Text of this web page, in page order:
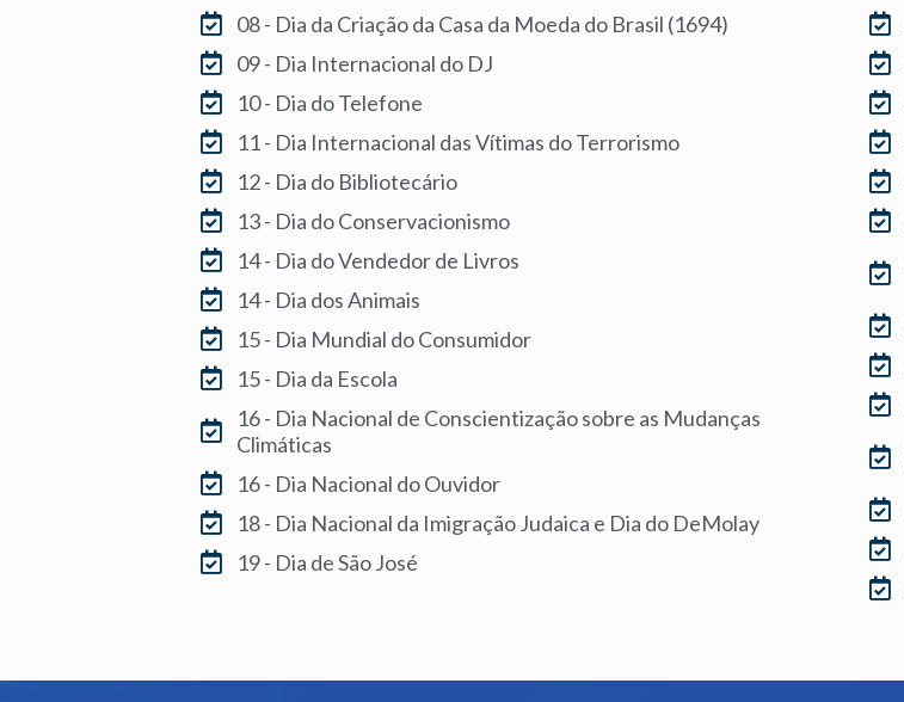
08 - Dia da Criação da Casa da Moeda do Brasil (1694)
09 - Dia Internacional do DJ
10 - Dia do Telefone
11 - Dia Internacional das Vítimas do Terrorismo
12 - Dia do Bibliotecário
13 - Dia do Conservacionismo
14 - Dia do Vendedor de Livros
14 - Dia dos Animais
15 - Dia Mundial do Consumidor
15 - Dia da Escola
16 - Dia Nacional de Conscientização sobre as Mudanças
Climáticas
16 - Dia Nacional do Ouvidor
18 - Dia Nacional da Imigração Judaica e Dia do DeMolay
19 - Dia de São José